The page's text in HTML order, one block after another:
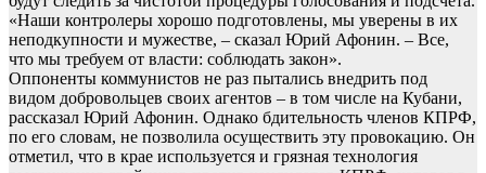
«Наши контролеры хорошо подготовлены, мы уверены в их
неподкупности и мужестве, – сказал Юрий Афонин. – Все,
что мы требуем от власти: соблюдать закон».
Оппоненты коммунистов не раз пытались внедрить под
видом добровольцев своих агентов – в том числе на Кубани,
рассказал Юрий Афонин. Однако бдительность членов КПРФ,
по его словам, не позволила осуществить эту провокацию. Он
отметил, что в крае используется и грязная технология